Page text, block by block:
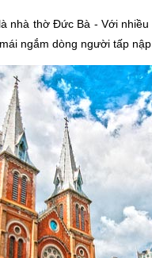
nhà thờ Đức Bà - Với
ngắm dòng người tấp